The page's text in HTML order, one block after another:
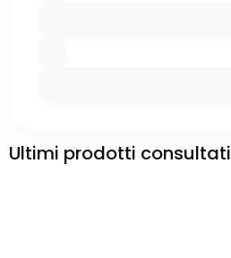
Ultimi prodotti consultati